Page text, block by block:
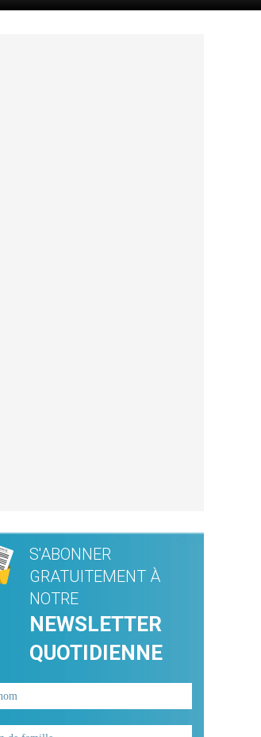
S'ABONNER
GRATUITEMENT À
NOTRE
NEWSLETTER
QUOTIDIENNE